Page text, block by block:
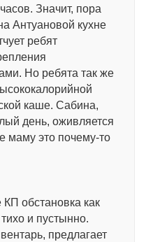
Значит, пора
Антуановой кухне
ребят
Но ребята так же
каше. Сабина,
день, оживляется
маму это почему-то
обстановка как
и пустынно.
предлагает